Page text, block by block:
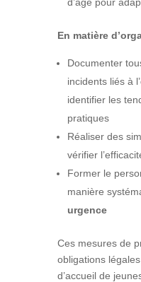
En matière
Documenter
incidents liés à l’
identifier les
pratiques
Réaliser des
vérifier
Former le
manière
urgence
Ces mesures de
obligations
d’accueil de